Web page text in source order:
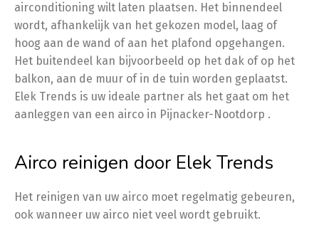
airconditioning wilt laten plaatsen. Het binnendeel
wordt, afhankelijk van het gekozen model, laag of
hoog aan de wand of aan het plafond opgehangen.
Het buitendeel kan bijvoorbeeld op het dak of op het
balkon, aan de muur of in de tuin worden geplaatst.
Elek Trends is uw ideale partner als het gaat om het
aanleggen van een airco in Pijnacker-Nootdorp .
Airco reinigen door Elek Trends
Het reinigen van uw airco moet regelmatig gebeuren,
ook wanneer uw airco niet veel wordt gebruikt.